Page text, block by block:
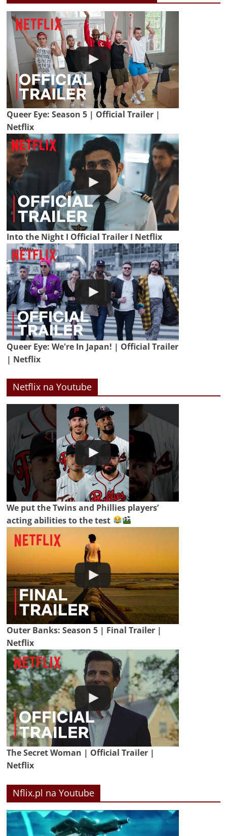
Queer Eye: Season 5 | Official Trailer |
Netflix
Into the Night I Official Trailer I Netflix
Queer Eye: We're In Japan! | Official Trailer
| Netflix
Netflix na Youtube
We put the Twins and Phillies players’
acting abilities to the test
Outer Banks: Season 5 | Final Trailer |
Netflix
The Secret Woman | Official Trailer |
Netflix
Nflix.pl na Youtube